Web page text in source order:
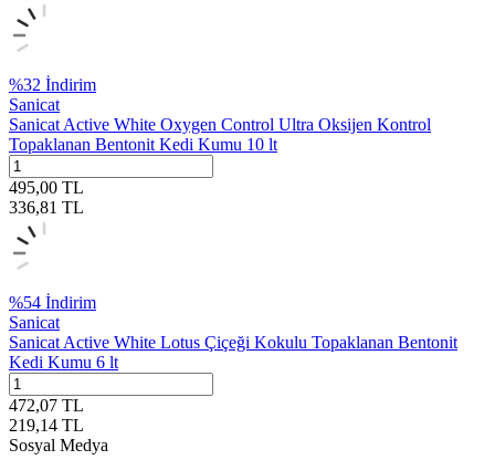
%32 İndirim
Sanicat
Sanicat Active White Oxygen Control Ultra Oksijen Kontrol
Topaklanan Bentonit Kedi Kumu 10 lt
495,00 TL
336,81 TL
%54 İndirim
Sanicat
Sanicat Active White Lotus Çiçeği Kokulu Topaklanan Bentonit
Kedi Kumu 6 lt
472,07 TL
219,14 TL
Sosyal Medya